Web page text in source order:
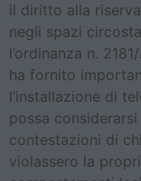
il diritto alla
negli spazi
l’ordinanza n.
ha fornito
l’installazione di
possa
contestazioni di
violassero la